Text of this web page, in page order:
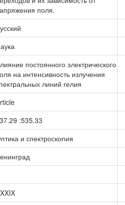
поля.
постоянного электрического
на интенсивность излучения
линий гелия
:535.33
и спектроскопия